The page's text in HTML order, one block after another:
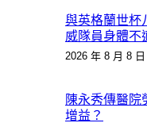
與英格蘭世杯
威隊員身體不
2026 年 8 月 8 日
陳永秀傳醫院
增益？